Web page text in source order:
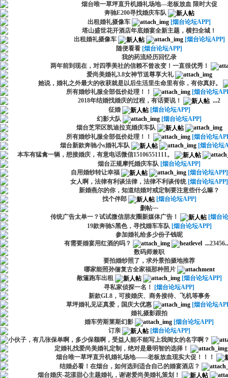
烟台唯一草坪直升机婚礼场地---老板放血 限时大促
奔驰E200寻找婚庆车队
出租婚礼摄像车
[烟台论坛APP]
塔山盛世花开酒店年底婚宴全新主题，横扫全城！
出租婚礼摄像车
[烟台论坛APP]
随便看看 [烟台论坛APP]
我的药流经历回忆录
两年前到现在，对四季美社的信赖不曾改变！一直很优秀！
爱尚美婚礼3.8女神节送尊享大礼
她说，婚礼之外最大的收获就是以后生活里生命里有你，有你真好。
所有婚纱礼服全部低价处理！！
[烟台论坛
2018年结婚找婚庆的过程，有话要说！
...2
征婚
[烟台论坛APP]
幻影大队
[烟台论坛APP]
烟台芝罘区凯迪拉克婚庆车队
所有婚纱礼服全部低价处理！！
[烟台论坛
烟台新款奔驰小s婚礼车队
[烟台论坛
本车有猛禽一辆，想接婚庆，有意电话微信15106551111。
烟台正规摩托婚庆车队 [烟台论坛APP]
自用婚纱转让幸福
[烟台论坛APP]
女人啊，法律有利谈法律，法律不利谈传统 [烟台论坛APP]
新婚燕尔的你，知道结婚对戒定制要注意些什么嘛？
找个伴郎
[烟台论坛APP]
删帖~~
传统广告太单一？试试微信朋友圈新媒体广告！
[烟台
19款奔驰S黑色，寻找婚车车队 [烟台论坛APP]
参加婚礼给多少份子钱呢
有需要婚宴用红酒的吗？
...23456..
数码师兼职
要拍婚纱照了，求外景拍摄地推荐
哪家能照孙俪复古全家福那种照片
敞篷跑车出租
[烟台论坛APP]
寻私家侦探一名！
[烟台论坛APP]
新款GL8，可接婚庆、商务接待、飞机等事务
草坪婚礼见证真爱，国庆大优惠
[烟台论坛
婚礼摄影跟拍
婚车劳斯莱斯幻影
[烟台论坛APP]
订亲
[烟台论坛APP]
小伙子，有几张保单啊，多少保额啊，受益人能不能写上我闺女的名字啊？
定婚礼找爱尚美婚礼定制，绝对是最明智的选择！
烟台唯一草坪直升机婚礼场地——老板放血现实大促！！！
结婚必看！在烟台，如何选到适合自己的婚宴酒店？
烟台婚庆-花漾甜心主题婚礼，谢谢爱尚美婚礼策划！